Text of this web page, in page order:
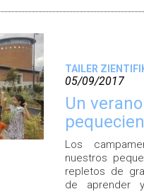
TAILER
05/09/2017
Un verano
Los
nuestros
repletos de
de aprender